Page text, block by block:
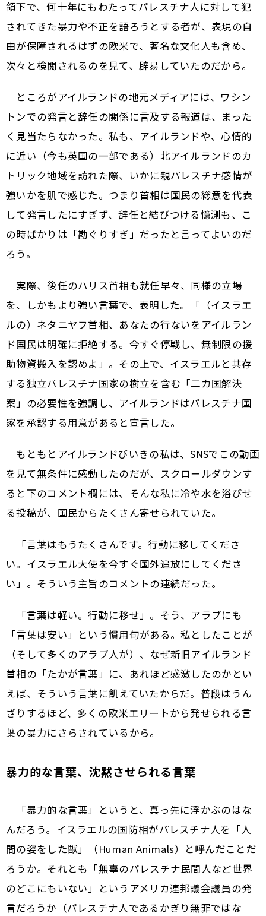
領下で、何十年にもわたってパレスチナ人に対して犯
されてきた暴力や不正を語ろうとする者が、表現の自
由が保障されるはずの欧米で、著名な文化人も含め、
次々と検閲されるのを見て、辟易していたのだから。
ところがアイルランドの地元メディアには、ワシン
トンでの発言と辞任の関係に言及する報道は、まった
く見当たらなかった。私も、アイルランドや、心情的
に近い（今も英国の一部である）北アイルランドのカ
トリック地域を訪れた際、いかに親パレスチナ感情が
強いかを肌で感じた。つまり首相は国民の総意を代表
して発言したにすぎず、辞任と結びつける憶測も、こ
の時ばかりは「勘ぐりすぎ」だったと言ってよいのだ
ろう。
実際、後任のハリス首相も就任早々、同様の立場
を、しかもより強い言葉で、表明した。「（イスラエ
ルの）ネタニヤフ首相、あなたの行ないをアイルラン
ド国民は明確に拒絶する。今すぐ停戦し、無制限の援
助物資搬入を認めよ」。その上で、イスラエルと共存
する独立パレスチナ国家の樹立を含む「二カ国解決
案」の必要性を強調し、アイルランドはパレスチナ国
家を承認する用意があると宣言した。
もともとアイルランドびいきの私は、SNSでこの動画
を見て無条件に感動したのだが、スクロールダウンす
ると下のコメント欄には、そんな私に冷や水を浴びせ
る投稿が、国民からたくさん寄せられていた。
「言葉はもうたくさんです。行動に移してくださ
い。イスラエル大使を今すぐ国外追放にしてくださ
い」。そういう主旨のコメントの連続だった。
「言葉は軽い。行動に移せ」。そう、アラブにも
「言葉は安い」という慣用句がある。私としたことが
（そして多くのアラブ人が）、なぜ新旧アイルランド
首相の「たかが言葉」に、あれほど感激したのかとい
えば、そういう言葉に飢えていたからだ。普段はうん
ざりするほど、多くの欧米エリートから発せられる言
葉の暴力にさらされているから。
暴力的な言葉、沈黙させられる言葉
「暴力的な言葉」というと、真っ先に浮かぶのはな
んだろう。イスラエルの国防相がパレスチナ人を「人
間の姿をした獣」（Human Animals）と呼んだことだ
ろうか。それとも「無辜のパレスチナ民間人など世界
のどこにもいない」というアメリカ連邦議会議員の発
言だろうか（パレスチナ人であるかぎり無罪ではな